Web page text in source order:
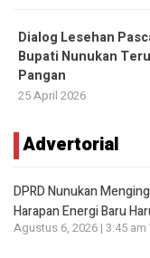
Dialog Lesehan
Bupati Nunukan
Pangan
25 April 2026
Advertorial
DPRD Nunukan
Harapan Energi Baru
Agustus 6, 2026 | 3:45 am